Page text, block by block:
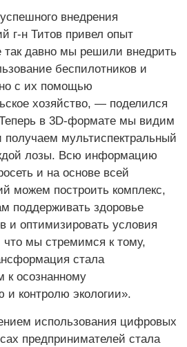
внедрения
г-н Титов привел опыт
давно мы решили внедрить
беспилотников и
с их помощью
хозяйство, — поделился
в 3D-формате мы видим
мультиспектральный
лозы. Всю информацию
и на основе всей
можем построить комплекс,
поддерживать здоровье
и оптимизировать условия
что мы стремимся к тому,
стала
к осознанному
и контролю экологии».
использования цифровых
предпринимателей стала